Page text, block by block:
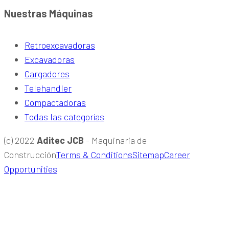
Nuestras Máquinas
Retroexcavadoras
Excavadoras
Cargadores
Telehandler
Compactadoras
Todas las categorías
(c) 2022 Aditec JCB - Maquinaria de
ConstrucciónTerms & ConditionsSitemapCareer
Opportunities